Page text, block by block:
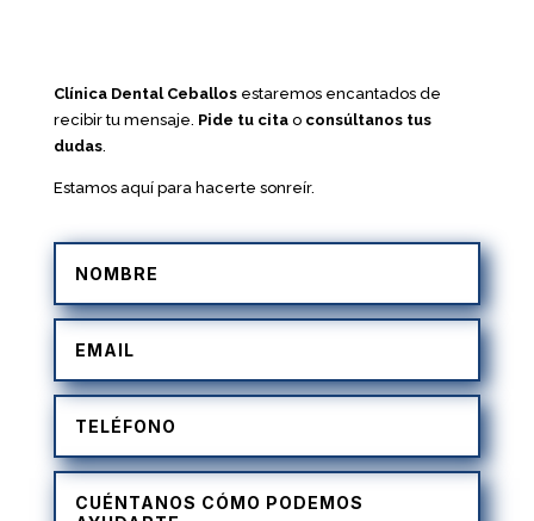
Clínica Dental Ceballosestaremos encantados de
recibir tu mensaje. Pide tu citao consúltanos tus
dudas.
Estamos aquí para hacerte sonreír.